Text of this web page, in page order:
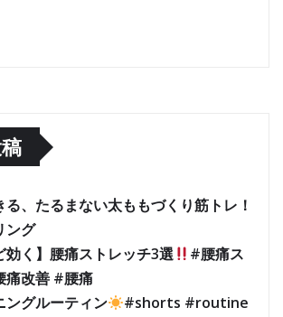
、たるまない太ももづくり筋トレ！
ング
効く】腰痛ストレッチ3選
#腰痛ス
痛改善 #腰痛
ングルーティン
#shorts #routine